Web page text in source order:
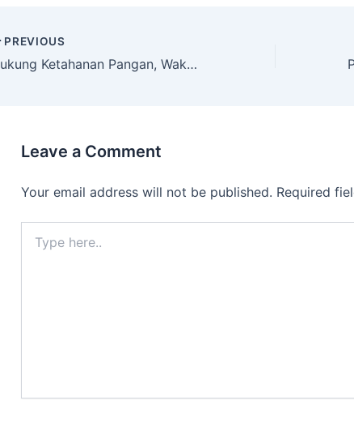
PREVIOUS
Dukung Ketahanan Pangan, Wakapolres Majalengka Cek Lahan Dalam Rangka Persiapan Penanaman Jagung Serentak Se-Indonesia
Leave a Comment
Your email address will not be published. Required
here..